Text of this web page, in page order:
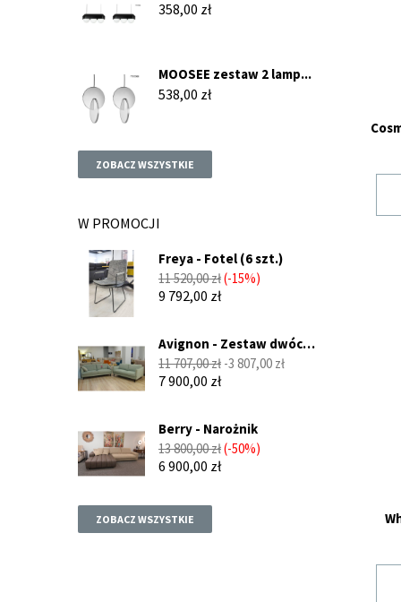
Cena
358,00 zł
MOOSEE zestaw 2 lamp...
Cena
538,00 zł
ZOBACZ WSZYSTKIE
W PROMOCJI
Freya - Fotel (6 szt.)
Cena
podstawowa
11 520,00 zł -15%
9 792,00 zł
Avignon - Zestaw dwóch
sof...
Cena
podstawowa
11 707,00 zł -3 807,00 złCena
7 900,00 zł
Berry - Narożnik
Cena
podstawowa
13 800,00 zł -50%
6 900,00 zł
ZOBACZ WSZYSTKIE